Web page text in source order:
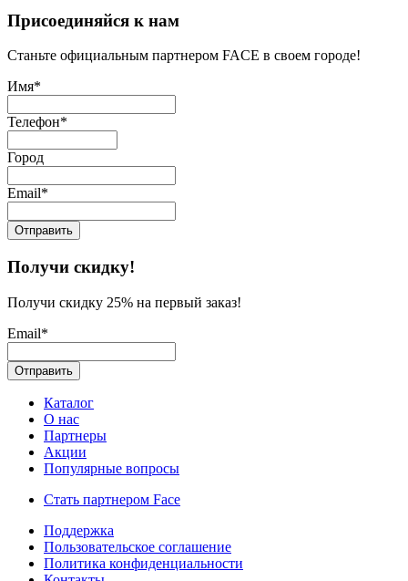
Присоединяйся к нам
Станьте официальным партнером FACE в своем городе!
Имя*
Телефон*
Город
Email*
Получи скидку!
Получи скидку 25% на первый заказ!
Email*
Каталог
О нас
Партнеры
Акции
Популярные вопросы
Стать партнером Face
Поддержка
Пользовательское соглашение
Политика конфиденциальности